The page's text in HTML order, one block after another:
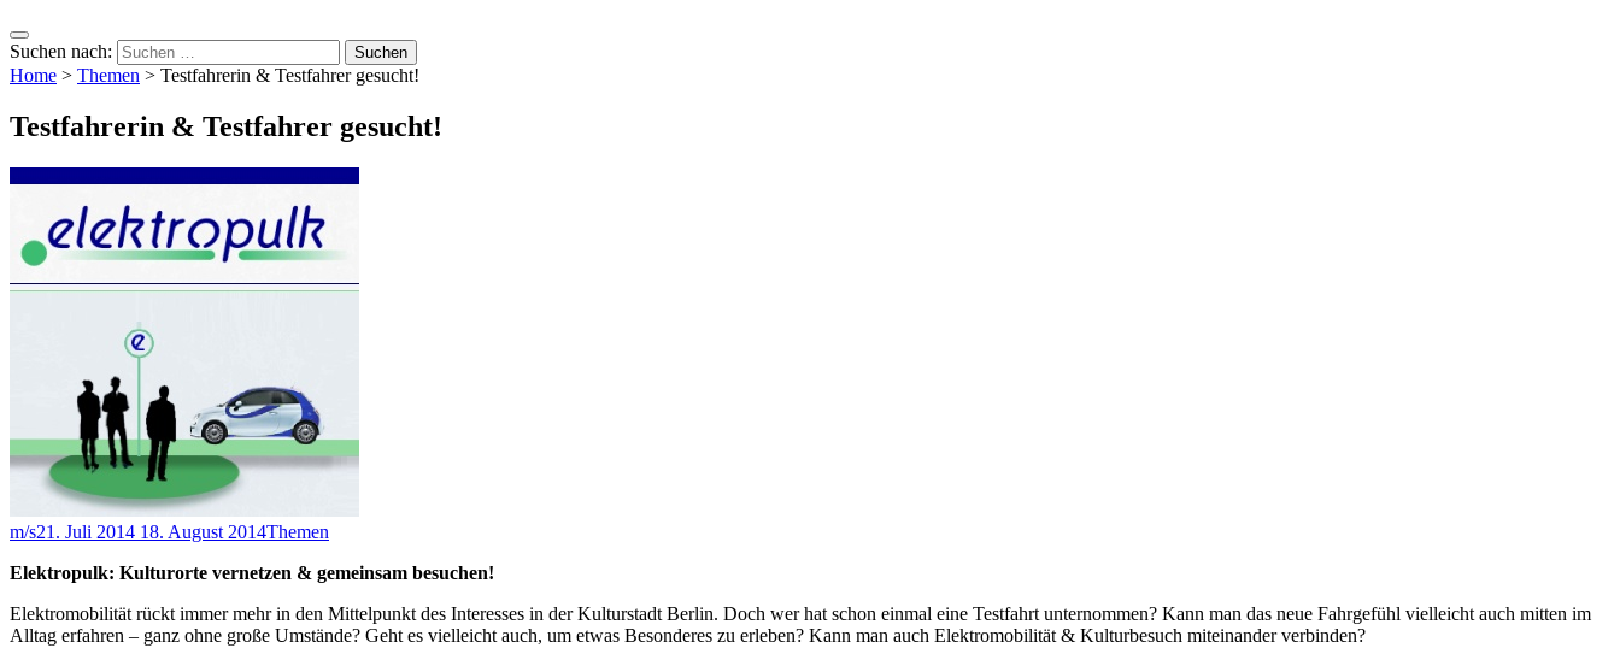
Suchen nach:
Home > Themen > Testfahrerin & Testfahrer gesucht!
Testfahrerin & Testfahrer gesucht!
m/s21. Juli 2014 18. August 2014Themen
Elektropulk: Kulturorte vernetzen & gemeinsam besuchen!
Elektromobilität rückt immer mehr in den Mittelpunkt des Interesses in der Kulturstadt Berlin. Doch wer hat schon einmal eine Testfahrt unternommen? Kann man das neue Fahrgefühl vielleicht auch mitten im
Alltag erfahren – ganz ohne große Umstände? Geht es vielleicht auch, um etwas Besonderes zu erleben? Kann man auch Elektromobilität & Kulturbesuch miteinander verbinden?